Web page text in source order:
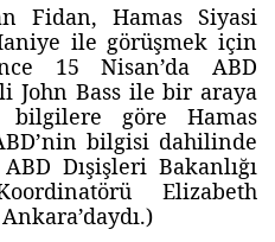
Fidan, Hamas Siyasi
ile görüşmek için
15 Nisan’da ABD
John Bass ile bir araya
bilgilere göre Hamas
bilgisi dahilinde
Dışişleri Bakanlığı
Elizabeth